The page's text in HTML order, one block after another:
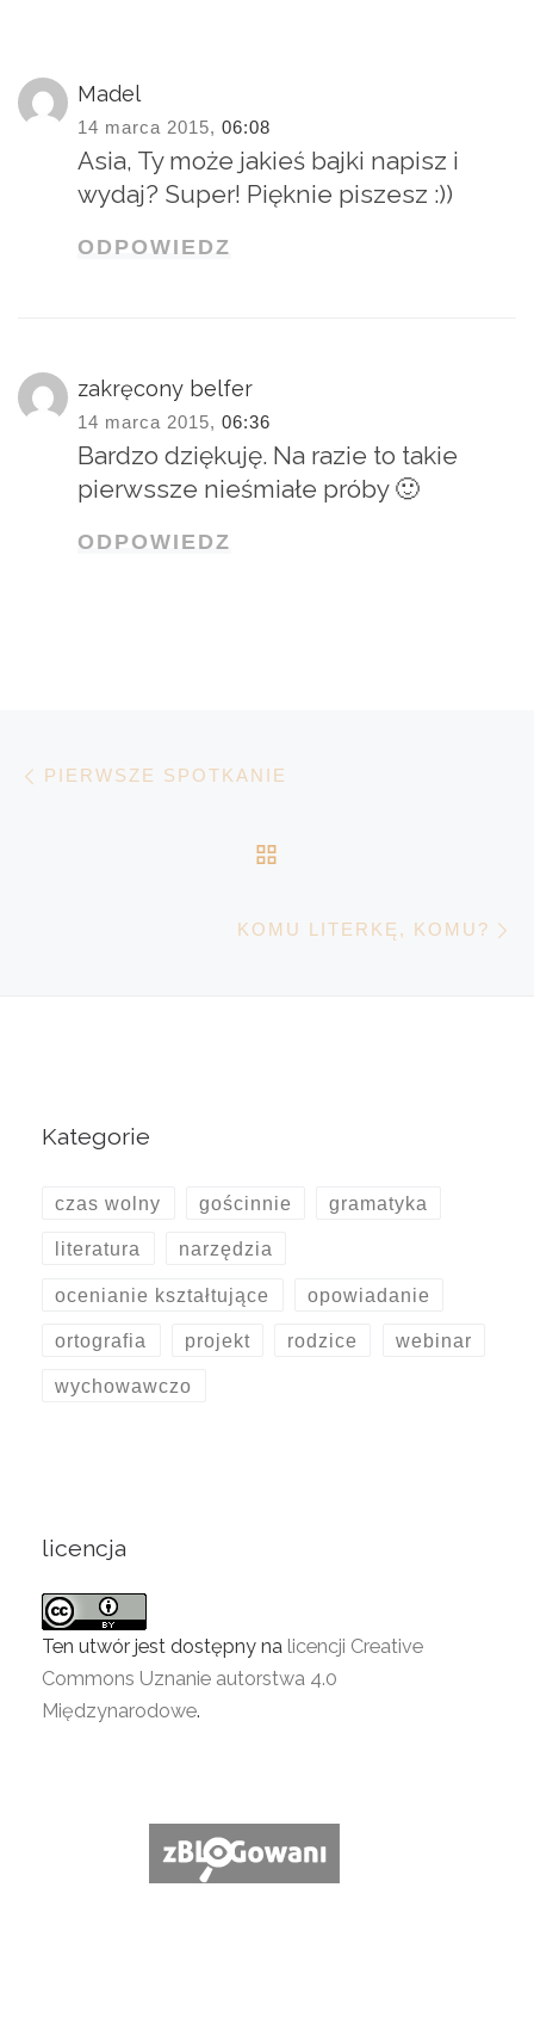
Madel
14 marca 2015, 06:08
Asia, Ty może jakieś bajki napisz i
wydaj? Super! Pięknie piszesz :))
ODPOWIEDZ
zakręcony belfer
14 marca 2015, 06:36
Bardzo dziękuję. Na razie to takie
pierwssze nieśmiałe próby 🙂
ODPOWIEDZ
Nawigacja wpisu
PIERWSZE SPOTKANIE
KOMU LITERKĘ, KOMU?
Kategorie
czas wolny gościnnie gramatyka
literatura narzędzia
ocenianie kształtujące opowiadanie
ortografia projekt rodzice webinar
wychowawczo
licencja
Ten utwór jest dostępny na licencji Creative
Commons Uznanie autorstwa 4.0
Międzynarodowe.